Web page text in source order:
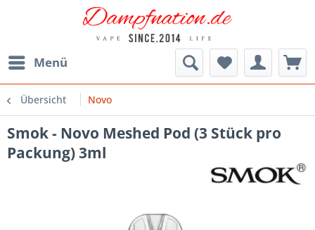
Menü
Übersicht Novo
Smok - Novo Meshed Pod (3 Stück pro
Packung) 3ml